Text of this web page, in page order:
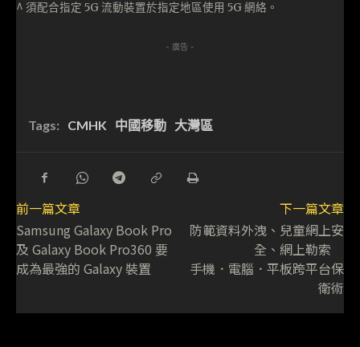
^ 須配合指定 5G 流動裝置於指定地區使用 5G 網絡。
- 廣告 -
Tags: CMHK 中國移動 大灣區
前一篇文章
Samsung Galaxy Book Pro
及 Galaxy Book Pro360 要
成為最強的 Galaxy 裝置
下一篇文章
防範資料外洩、兒童網上安
全、網上勒索
手機．電腦．平板跨平台保
衛術